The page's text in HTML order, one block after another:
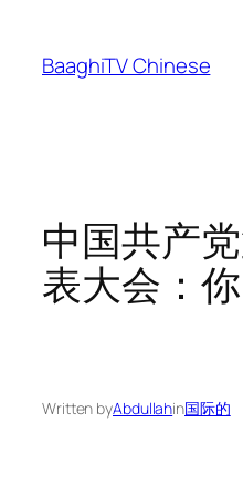
content
BaaghiTV Chinese
中国共产
表大会：
Written byAbdullahin国际的